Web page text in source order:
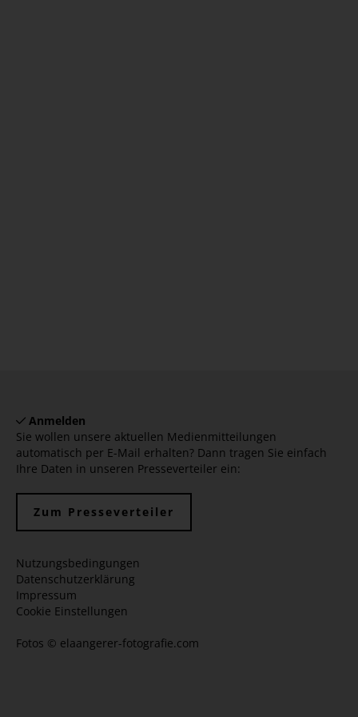
Anmelden
Sie wollen unsere aktuellen Medienmitteilungen
automatisch per E-Mail erhalten? Dann tragen Sie einfach
Ihre Daten in unseren Presseverteiler ein:
Zum Presseverteiler
Nutzungsbedingungen
Datenschutzerklärung
Impressum
Cookie Einstellungen
Fotos © elaangerer-fotografie.com